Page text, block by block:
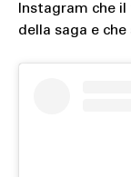
Instagram che
della saga e